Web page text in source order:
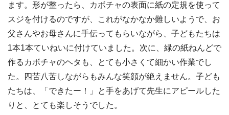
ます。形が整ったら、カボチャの表面に紙の定規を使って
スジを付けるのですが、これがなかなか難しいようで、お
父さんやお母さんに手伝ってもらいながら、子どもたちは
1本1本ていねいに付けていました。次に、緑の紙ねんどで
作るカボチャのヘタも、とても小さくて細かい作業でし
た。四苦八苦しながらもみんな笑顔が絶えません。子ども
たちは、「できたー！」と手をあげて先生にアピールした
りと、とても楽しそうでした。